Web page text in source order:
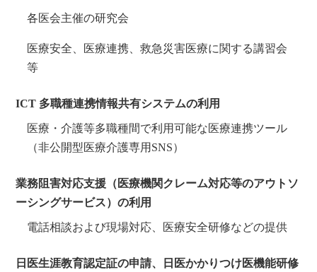
各医会主催の研究会
医療安全、医療連携、救急災害医療に関する講習会
等
ICT 多職種連携情報共有システムの利用
医療・介護等多職種間で利用可能な医療連携ツール
（非公開型医療介護専用SNS）
業務阻害対応支援（医療機関クレーム対応等のアウトソ
ーシングサービス）の利用
電話相談および現場対応、医療安全研修などの提供
日医生涯教育認定証の申請、日医かかりつけ医機能研修